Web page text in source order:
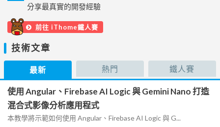
分享最真實的開發經驗
前往 iThome鐵人賽
技術文章
最新 熱門 鐵人賽
使用 Angular、Firebase AI Logic 與 Gemini Nano 打造
混合式影像分析應用程式
本教學將示範如何使用 Angular、Firebase AI Logic 與 G...